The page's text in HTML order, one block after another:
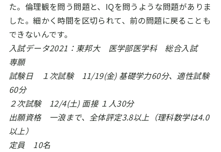
た。倫理観を問う問題と、IQを問うような問題がありま
した。細かく時間を区切られて、前の問題に戻ることも
できないんです。
入試データ2021：東邦大 医学部医学科 総合入試
専願
試験日 １次試験 11/19(金) 基礎学力60分、適性試験
60分
２次試験 12/4(土) 面接 １人30分
出願資格 一浪まで、全体評定3.8以上（理科数学は4.0
以上）
定員 10名